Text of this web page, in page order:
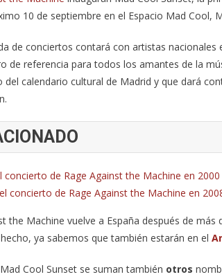
10 de septiembre en el Espacio Mad Cool,
de conciertos contará con artistas
de referencia para todos los amantes de la
del calendario cultural de Madrid y que dará
concierto de Rage Against the Machine en
concierto de Rage Against the Machine en
the Machine vuelve a España después de
ya sabemos que también estarán en el
Cool Sunset se suman también otros